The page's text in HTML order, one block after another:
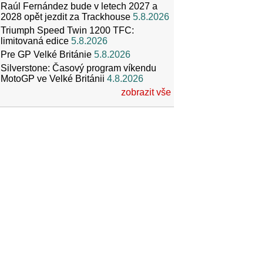
Raúl Fernández bude v letech 2027 a
2028 opět jezdit za Trackhouse 5.8.2026
Triumph Speed Twin 1200 TFC:
limitovaná edice 5.8.2026
Pre GP Velké Británie 5.8.2026
Silverstone: Časový program víkendu
MotoGP ve Velké Británii 4.8.2026
zobrazit vše